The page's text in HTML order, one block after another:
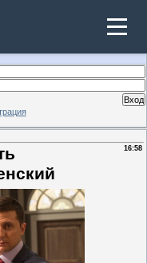
16:58